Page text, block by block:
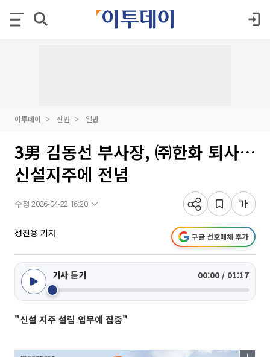
이투데이 산업 일반
3男 김동선 부사장, ㈜한화 퇴사…
신설지주에 전념
수정 2026-04-22 16:20
정진용 기자 구글 선호매체 추가
기사 듣기 00:00 / 01:17
"신설 지주 설립 업무에 집중"